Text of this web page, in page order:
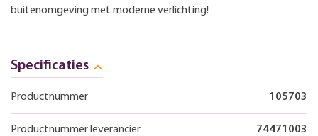
buitenomgeving met moderne verlichting!
Specificaties
Productnummer 105703
Productnummer leverancier 74471003